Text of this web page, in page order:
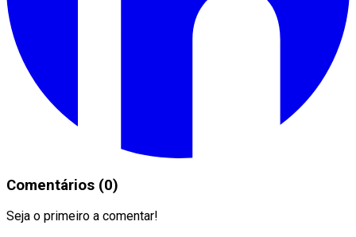
Comentários (0)
Seja o primeiro a comentar!